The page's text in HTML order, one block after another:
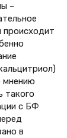
–
происходит
мнению
такого
с БФ
в